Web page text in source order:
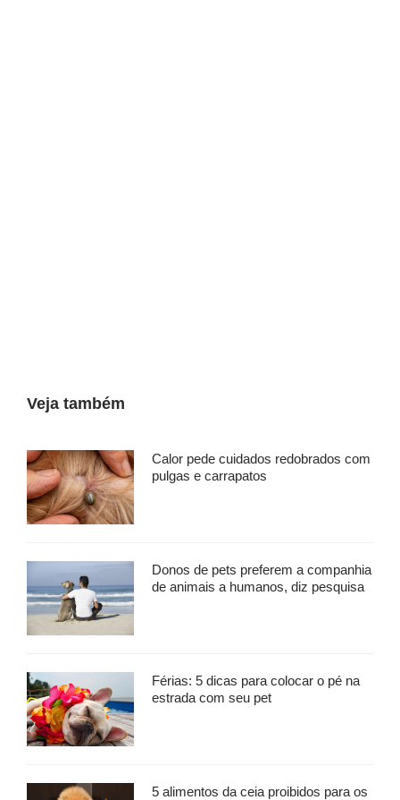
Veja também
Calor pede cuidados redobrados com
pulgas e carrapatos
Donos de pets preferem a companhia
de animais a humanos, diz pesquisa
Férias: 5 dicas para colocar o pé na
estrada com seu pet
5 alimentos da ceia proibidos para os